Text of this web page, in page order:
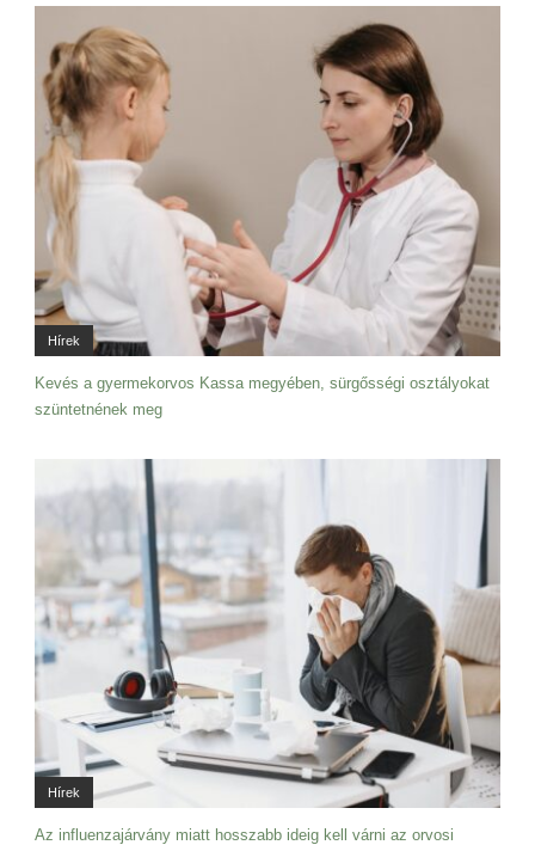
Hírek
Kevés a gyermekorvos Kassa megyében, sürgősségi osztályokat
szüntetnének meg
Hírek
Az influenzajárvány miatt hosszabb ideig kell várni az orvosi